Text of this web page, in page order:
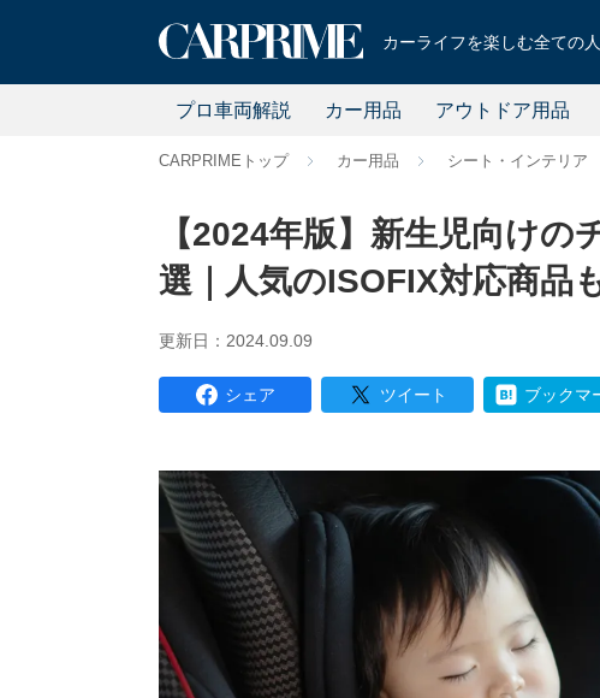
カーライフを楽しむ全ての
プロ車両解説 カー用品 アウトドア用品
CARPRIMEトップ カー用品 シート・インテリア
【2024年版】新生児向け
選｜人気のISOFIX対応商品
更新日：2024.09.09
シェア ツイート ブックマ